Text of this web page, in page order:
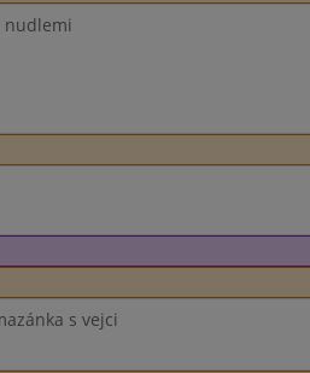
nudlemi
s vejci